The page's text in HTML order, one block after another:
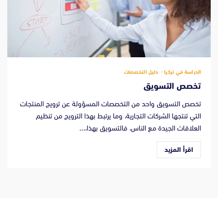
الدراسة في تركيا دليل التخصصات
تخصص التسويق
تخصص التسويق واحد من التخصصات المسؤولة عن ترويج المنتجات
التي تنتجها الشركات التجارية، وما يرتبط بهذا الترويج من تنظيم
العلاقات الجيدة مع الناس، فالتسويق بهذا،...
اقرأ المزيد